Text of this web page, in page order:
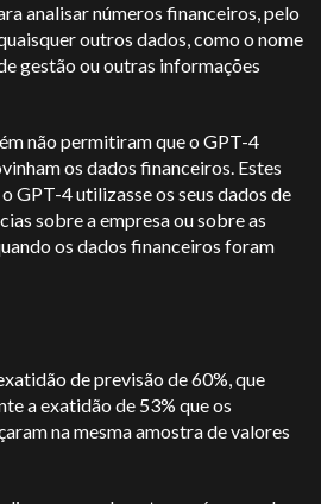
analisar números financeiros, pelo
outros dados, como o nome
gestão ou outras informações
não permitiram que o GPT-4
os dados financeiros. Estes
GPT-4 utilizasse os seus dados de
sobre a empresa ou sobre as
os dados financeiros foram
de previsão de 60%, que
a exatidão de 53% que os
na mesma amostra de valores